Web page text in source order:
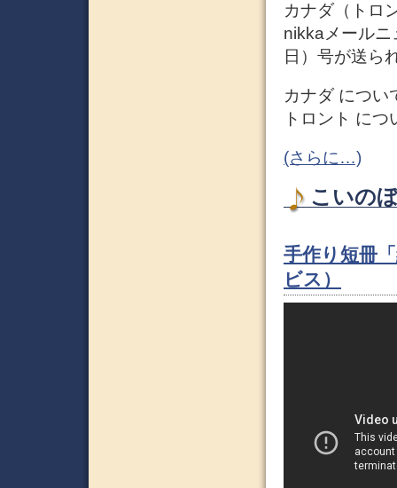
カナダ（トロ
nikkaメール
日）号が送ら
カナダ につい
トロント につ
(さらに…)
こいの
手作り短冊
ビス）